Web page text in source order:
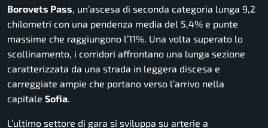
Borovets Pass , un’ascesa di seconda categoria lunga 9,2
chilometri con una pendenza media del 5,4% e punte
massime che raggiungono l’11%. Una volta superato lo
scollinamento, i corridori affrontano una lunga sezione
caratterizzata da una strada in leggera discesa e
carreggiate ampie che portano verso l’arrivo nella
capitale Sofia
L’ultimo settore di gara si sviluppa su arterie a